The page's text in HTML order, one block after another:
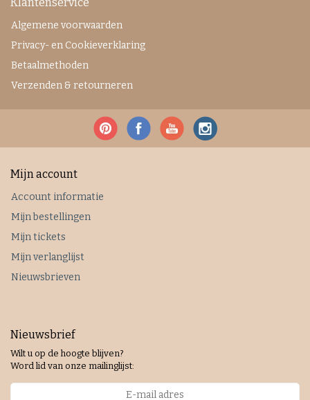
Algemene voorwaarden
Privacy- en Cookieverklaring
Betaalmethoden
Verzenden & retourneren
Mijn account
Account informatie
Mijn bestellingen
Mijn tickets
Mijn verlanglijst
Nieuwsbrieven
Nieuwsbrief
Wilt u op de hoogte blijven?
Word lid van onze mailinglijst: